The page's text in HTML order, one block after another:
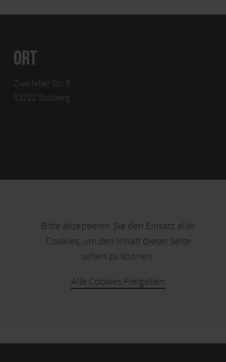
feiertags)
ORT
Zweifaller Str. 5
52222 Stolberg
Bitte akzeptieren Sie den Einsatz aller
Cookies, um den Inhalt dieser Seite
sehen zu können.
Alle Cookies Freigeben